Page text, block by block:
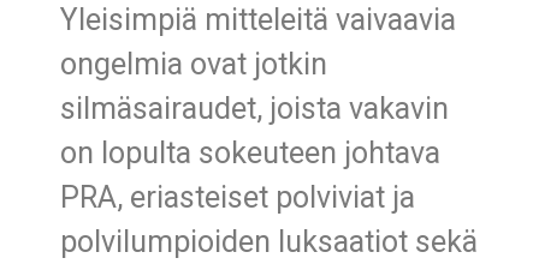
Yleisimpiä mitteleitä vaivaavia
ongelmia ovat jotkin
silmäsairaudet, joista vakavin
on lopulta sokeuteen johtava
PRA, eriasteiset polviviat ja
polvilumpioiden luksaatiot sekä